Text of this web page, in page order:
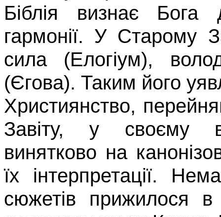
Біблія визнає
гармонії. У Старому
сила (Елогіум),
(Єгова). Таким його
Християнство,
Завіту, у своєму
винятково на
їх інтерпретації.
сюжетів прижилося